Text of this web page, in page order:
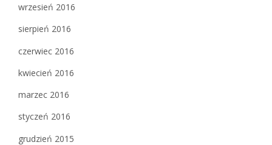
wrzesień 2016
sierpień 2016
czerwiec 2016
kwiecień 2016
marzec 2016
styczeń 2016
grudzień 2015